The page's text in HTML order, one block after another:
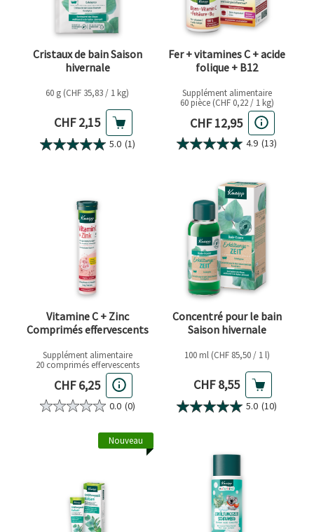
Cristaux de bain Saison
hivernale
60 g (CHF 35,83 / 1 kg)
Prix actuel
CHF 2,15
5.0 (1)
Fer + vitamines C + acide
folique + B12
Supplément alimentaire
60 pièce (CHF 0,22 / 1 kg)
Prix actuel
CHF 12,95
4.9 (13)
Vitamine C + Zinc
Comprimés effervescents
Supplément alimentaire
20 comprimés effervescents
Prix actuel
CHF 6,25
0.0 (0)
Concentré pour le bain
Saison hivernale
100 ml (CHF 85,50 / 1 l)
Prix actuel
CHF 8,55
5.0 (10)
Nouveau